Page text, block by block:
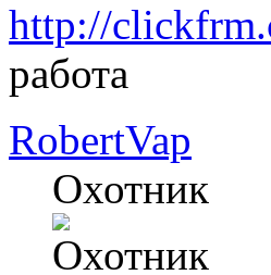
http://
работа
RobertVap
Охотник